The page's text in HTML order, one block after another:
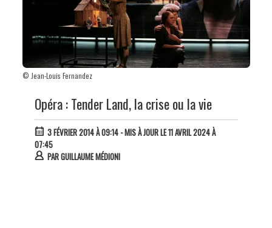
© Jean-Louis Fernandez
Opéra : Tender Land, la crise ou la vie
3 FÉVRIER 2014 À 09:14- MIS À JOUR LE 11 AVRIL 2024 À
07:45
PARGUILLAUME MÉDIONI